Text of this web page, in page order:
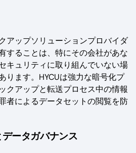
アップソリューションプロバイダ
することは、特にその会社があな
キュリティに取り組んでいない場
ります。HYCUは強力な暗号化プ
クアップと転送プロセス中の情報
者によるデータセットの閲覧を防
ータガバナンス